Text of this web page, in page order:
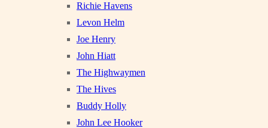
Richie Havens
Levon Helm
Joe Henry
John Hiatt
The Highwaymen
The Hives
Buddy Holly
John Lee Hooker